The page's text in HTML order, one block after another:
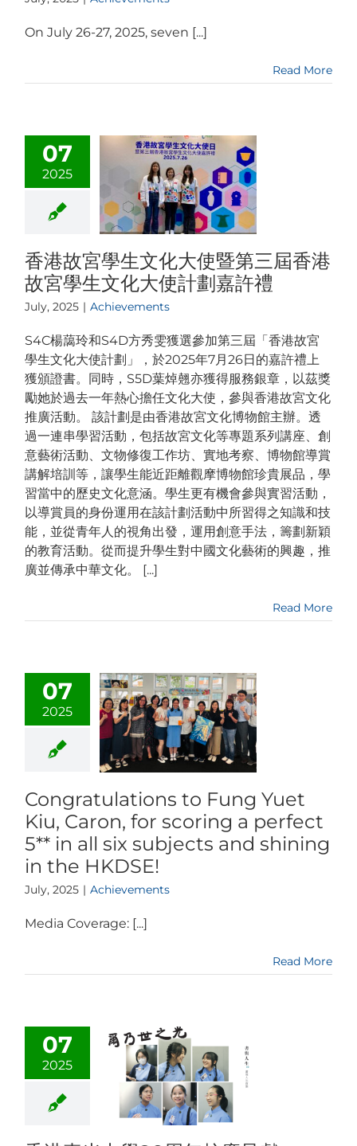
On July 26-27, 2025, seven [...]
Read More
07
2025
香港故宮學生文化大使暨第三屆香港
故宮學生文化大使計劃嘉許禮
July, 2025 | Achievements
S4C楊藹玲和S4D方秀雯獲選參加第三屆「香港故宮
學生文化大使計劃」，於2025年7月26日的嘉許禮上
獲頒證書。同時，S5D葉焯翹亦獲得服務銀章，以茲獎
勵她於過去一年熱心擔任文化大使，參與香港故宮文化
推廣活動。 該計劃是由香港故宮文化博物館主辦。透
過一連串學習活動，包括故宮文化等專題系列講座、創
意藝術活動、文物修復工作坊、實地考察、博物館導賞
講解培訓等，讓學生能近距離觀摩博物館珍貴展品，學
習當中的歷史文化意涵。學生更有機會參與實習活動，
以導賞員的身份運用在該計劃活動中所習得之知識和技
能，並從青年人的視角出發，運用創意手法，籌劃新穎
的教育活動。從而提升學生對中國文化藝術的興趣，推
廣並傳承中華文化。 [...]
Read More
07
2025
Congratulations to Fung Yuet
Kiu, Caron, for scoring a perfect
5** in all six subjects and shining
in the HKDSE!
July, 2025 | Achievements
Media Coverage: [...]
Read More
07
2025